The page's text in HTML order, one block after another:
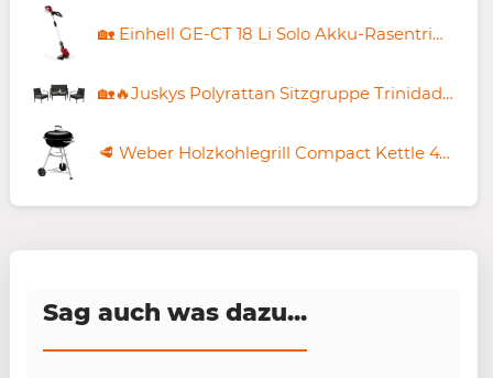
🏡 Einhell GE-CT 18 Li Solo Akku-Rasentrimmer für 37,83€ (statt 46€)
🏡🔥Juskys Polyrattan Sitzgruppe Trinidad mit Tisch, Bank & 2 Sesseln inkl. Kissen 🧨 für 97,49€ (statt 127€)
🥩 Weber Holzkohlegrill Compact Kettle 47cm für 79€ (statt 107€)
Sag auch was dazu...